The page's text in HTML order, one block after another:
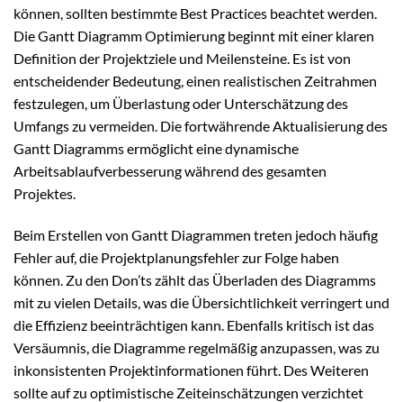
können, sollten bestimmte Best Practices beachtet werden.
Die Gantt Diagramm Optimierung beginnt mit einer klaren
Definition der Projektziele und Meilensteine. Es ist von
entscheidender Bedeutung, einen realistischen Zeitrahmen
festzulegen, um Überlastung oder Unterschätzung des
Umfangs zu vermeiden. Die fortwährende Aktualisierung des
Gantt Diagramms ermöglicht eine dynamische
Arbeitsablaufverbesserung während des gesamten
Projektes.
Beim Erstellen von Gantt Diagrammen treten jedoch häufig
Fehler auf, die Projektplanungsfehler zur Folge haben
können. Zu den Don’ts zählt das Überladen des Diagramms
mit zu vielen Details, was die Übersichtlichkeit verringert und
die Effizienz beeinträchtigen kann. Ebenfalls kritisch ist das
Versäumnis, die Diagramme regelmäßig anzupassen, was zu
inkonsistenten Projektinformationen führt. Des Weiteren
sollte auf zu optimistische Zeiteinschätzungen verzichtet